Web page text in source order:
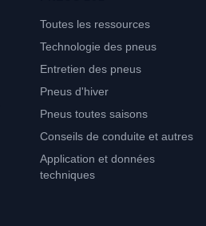
Toutes les ressources
Technologie des pneus
Entretien des pneus
Pneus d'hiver
Pneus toutes saisons
Conseils de conduite et autres
Application et données
techniques